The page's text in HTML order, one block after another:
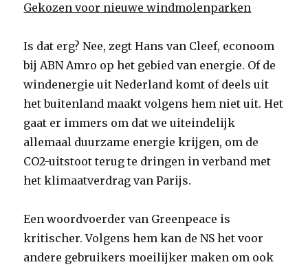
Gekozen voor nieuwe windmolenparken
Is dat erg? Nee, zegt Hans van Cleef, econoom
bij ABN Amro op het gebied van energie. Of de
windenergie uit Nederland komt of deels uit
het buitenland maakt volgens hem niet uit. Het
gaat er immers om dat we uiteindelijk
allemaal duurzame energie krijgen, om de
CO2-uitstoot terug te dringen in verband met
het klimaatverdrag van Parijs.
Een woordvoerder van Greenpeace is
kritischer. Volgens hem kan de NS het voor
andere gebruikers moeilijker maken om ook